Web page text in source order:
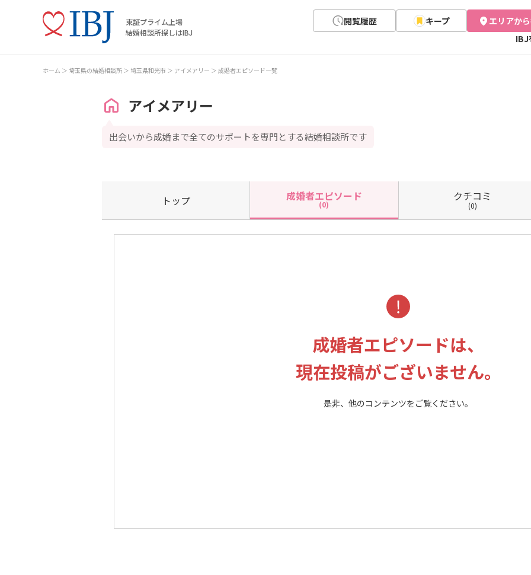
東証プライム上場
結婚相談所探しはIBJ
閲覧履歴 キープ エリアか
IBJ
ホーム 埼玉県の結婚相談所 埼玉県和光市 アイメアリー 成婚者エピソード一覧
アイメアリー
出会いから成婚まで全てのサポートを専門とする結婚相談所です
トップ 成婚者エピソード
(0)
クチコミ
(0)
成婚者エピソードは、
現在投稿がございません。
是非、他のコンテンツをご覧ください。